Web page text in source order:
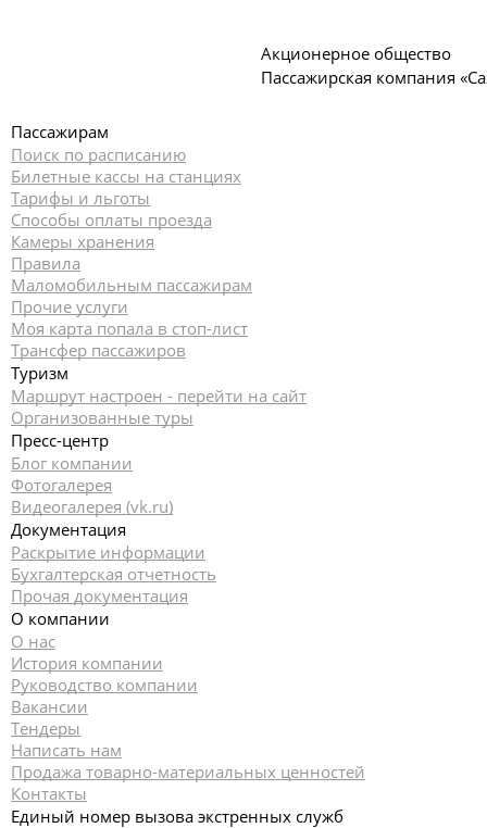
Акционерное общество
Пассажирская компания
Пассажирам
Поиск по расписанию
Билетные кассы на станциях
Тарифы и льготы
Способы оплаты проезда
Камеры хранения
Правила
Маломобильным пассажирам
Прочие услуги
Моя карта попала в стоп-лист
Трансфер пассажиров
Туризм
Маршрут настроен - перейти на сайт
Организованные туры
Пресс-центр
Блог компании
Фотогалерея
Видеогалерея (vk.ru)
Документация
Раскрытие информации
Бухгалтерская отчетность
Прочая документация
О компании
О нас
История компании
Руководство компании
Вакансии
Тендеры
Написать нам
Продажа товарно-материальных ценностей
Контакты
Единый номер вызова экстренных служб